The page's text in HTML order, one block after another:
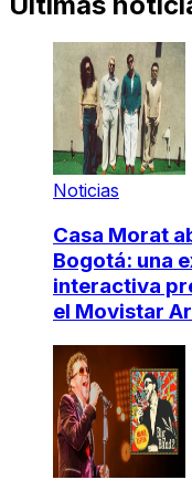
Noticias
Casa Morat
Bogotá: una
interactiva
el Movistar